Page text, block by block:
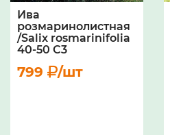
Ива
розмаринолистная
/Salix rosmarinifoliа
40-50 С3
799 /шт